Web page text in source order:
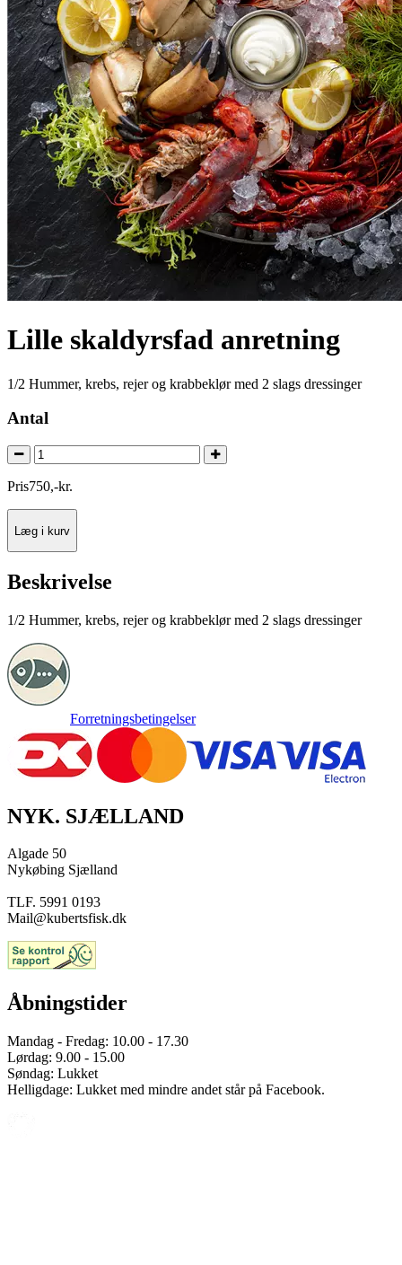
Lille skaldyrsfad anretning
1/2 Hummer, krebs, rejer og krabbeklør med 2 slags dressinger
Antal
Pris750,-kr.
Læg i kurv
Beskrivelse
1/2 Hummer, krebs, rejer og krabbeklør med 2 slags dressinger
Forretningsbetingelser
NYK. SJÆLLAND
Algade 50
Nykøbing Sjælland
TLF. 5991 0193
Mail@kubertsfisk.dk
Åbningstider
Mandag - Fredag: 10.00 - 17.30
Lørdag: 9.00 - 15.00
Søndag: Lukket
Helligdage: Lukket med mindre andet står på Facebook.